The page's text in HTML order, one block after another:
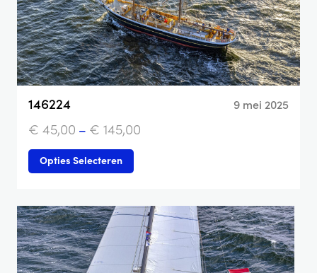
146224 9 mei 2025
€ 45,00 – € 145,00
Opties Selecteren